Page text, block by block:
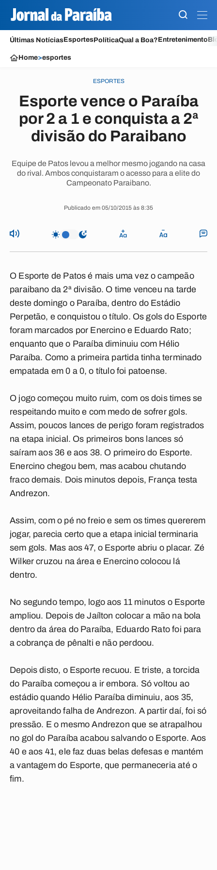
Últimas NotíciasEsportesPolíticaQual a Boa?Entretenimento
Home>esportes
ESPORTES
Esporte vence o Paraíba
por 2 a 1 e conquista a 2ª
divisão do Paraibano
Equipe de Patos levou a melhor mesmo jogando na casa
do rival. Ambos conquistaram o acesso para a elite do
Campeonato Paraibano.
Publicado em 05/10/2015 às 8:35
O Esporte de Patos é mais uma vez o campeão
paraibano da 2ª divisão. O time venceu na tarde
deste domingo o Paraíba, dentro do Estádio
Perpetão, e conquistou o título. Os gols do Esporte
foram marcados por Enercino e Eduardo Rato;
enquanto que o Paraíba diminuiu com Hélio
Paraíba. Como a primeira partida tinha terminado
empatada em 0 a 0, o título foi patoense.
O jogo começou muito ruim, com os dois times se
respeitando muito e com medo de sofrer gols.
Assim, poucos lances de perigo foram registrados
na etapa inicial. Os primeiros bons lances só
saíram aos 36 e aos 38. O primeiro do Esporte.
Enercino chegou bem, mas acabou chutando
fraco demais. Dois minutos depois, França testa
Andrezon.
Assim, com o pé no freio e sem os times quererem
jogar, parecia certo que a etapa inicial terminaria
sem gols. Mas aos 47, o Esporte abriu o placar. Zé
Wilker cruzou na área e Enercino colocou lá
dentro.
No segundo tempo, logo aos 11 minutos o Esporte
ampliou. Depois de Jaílton colocar a mão na bola
dentro da área do Paraíba, Eduardo Rato foi para
a cobrança de pênalti e não perdoou.
Depois disto, o Esporte recuou. E triste, a torcida
do Paraíba começou a ir embora. Só voltou ao
estádio quando Hélio Paraíba diminuiu, aos 35,
aproveitando falha de Andrezon. A partir daí, foi só
pressão. E o mesmo Andrezon que se atrapalhou
no gol do Paraíba acabou salvando o Esporte. Aos
40 e aos 41, ele faz duas belas defesas e mantém
a vantagem do Esporte, que permaneceria até o
fim.